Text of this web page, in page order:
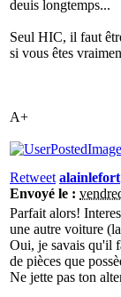
deuis longtemps...
Seul HIC, il faut
si vous êtes
A+
Retweet alainlefort
Envoyé le :
Parfait alors!
une autre voiture
Oui, je savais qu'il
de pièces que
Ne jette pas ton